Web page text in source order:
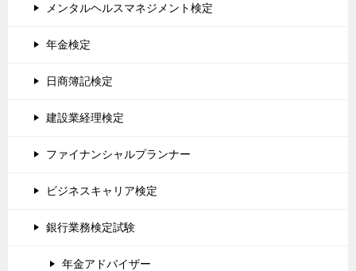
メンタルヘルスマネジメント検定
年金検定
日商簿記検定
建設業経理検定
ファイナンシャルプランナー
ビジネスキャリア検定
銀行業務検定試験
年金アドバイザー